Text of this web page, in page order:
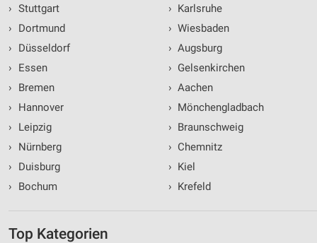
› Stuttgart
›
Dortmund
›
Düsseldorf
›
Essen
›
Bremen
›
Hannover
›
Leipzig
›
Nürnberg
›
Duisburg
›
Bochum
› Karlsruhe
› Wiesbaden
› Augsburg
› Gelsenkirchen
› Aachen
› Mönchengladbach
› Braunschweig
› Chemnitz
› Kiel
› Krefeld
Top Kategorien